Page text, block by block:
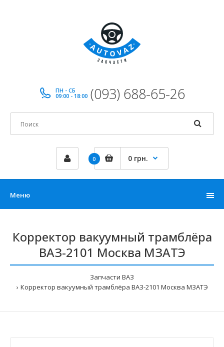
ПН - СБ
09:00 - 18:00 (093) 688-65-26
0 0 грн.
Меню
Корректор вакуумный трамблёра
ВАЗ-2101 Москва МЗАТЭ
Запчасти ВАЗ
Корректор вакуумный трамблёра ВАЗ-2101 Москва МЗАТЭ